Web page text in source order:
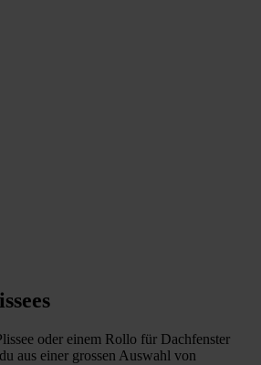
oder einem Rollo für Dachfenster
aus einer grossen Auswahl von